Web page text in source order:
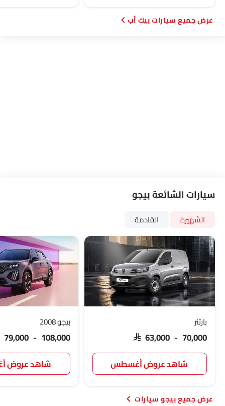
سيارات بيك أب
سيارات الشائعة بيجو
الشهيرة القادمة
بارتنر
SAR 63,000 - 70,000
شاهد عروض أغسطس
بيجو 2008
79,000 - 108,000
شاهد عروض
بيجو سيارات